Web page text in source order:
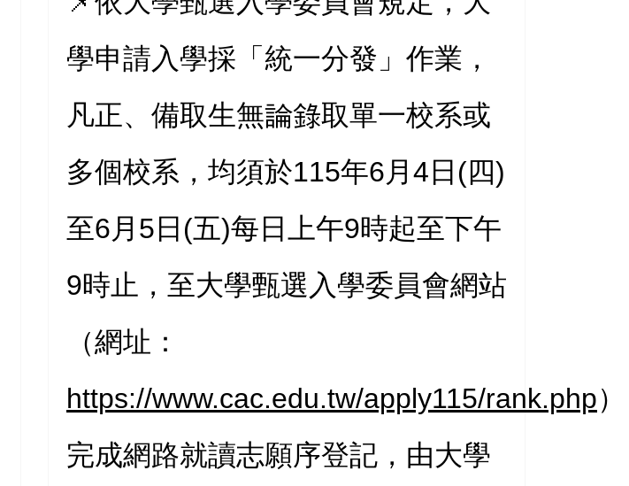
學申請入學採「統一分發」作業，
凡正、備取生無論錄取單一校系或
多個校系，均須於115年6月4日(四)
至6月5日(五)每日上午9時起至下午
9時止，至大學甄選入學委員會網站
（網址：
https://www.cac.edu.tw/apply115/rank.php）
完成網路就讀志願序登記，由大學